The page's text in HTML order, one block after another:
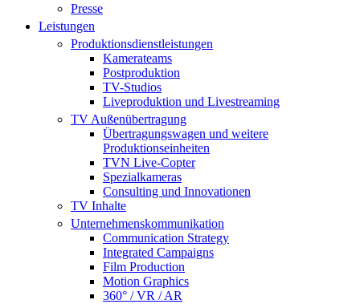
Presse
Leistungen
Produktionsdienstleistungen
Kamerateams
Postproduktion
TV-Studios
Liveproduktion und Livestreaming
TV Außenübertragung
Übertragungswagen und weitere
Produktionseinheiten
TVN Live-Copter
Spezialkameras
Consulting und Innovationen
TV Inhalte
Unternehmenskommunikation
Communication Strategy
Integrated Campaigns
Film Production
Motion Graphics
360° / VR / AR